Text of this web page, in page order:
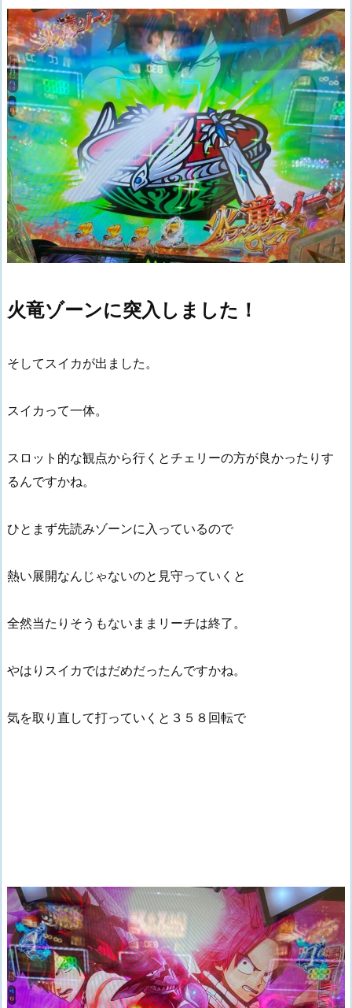
火竜ゾーンに突入しました！
そしてスイカが出ました。
スイカって一体。
スロット的な観点から行くとチェリーの方が良かったりす
るんですかね。
ひとまず先読みゾーンに入っているので
熱い展開なんじゃないのと見守っていくと
全然当たりそうもないままリーチは終了。
やはりスイカではだめだったんですかね。
気を取り直して打っていくと３５８回転で